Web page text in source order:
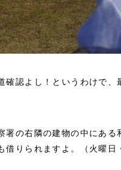
確認よし！というわけで
署の右隣の建物の中にあ
借りられますよ。（火曜日